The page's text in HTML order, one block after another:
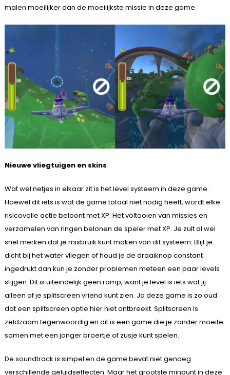
malen moeilijker dan de moeilijkste missie in deze game.
Nieuwe vliegtuigen en skins
Wat wel netjes in elkaar zit is het level systeem in deze game.
Hoewel dit iets is wat de game totaal niet nodig heeft, wordt elke
risicovolle actie beloont met XP. Het voltooien van missies en
verzamelen van ringen belonen de speler met XP. Je zult al wel
snel merken dat je misbruik kunt maken van dit systeem. Blijf je
dicht bij het water vliegen of houd je de draaiknop constant
ingedrukt dan kun je zonder problemen meteen een paar levels
stijgen. Dit is uiteindelijk geen ramp, want je level is iets wat jij
alleen of je splitscreen vriend kunt zien. Ja deze game is zo oud
dat een splitscreen optie hier niet ontbreekt. Splitscreen is
zeldzaam tegenwoordig en dit is een game die je zonder moeite
samen met een jonger broertje of zusje kunt spelen.
De soundtrack is simpel en de game bevat niet genoeg
verschillende geluidseffecten. Maar het grootste minpunt in deze